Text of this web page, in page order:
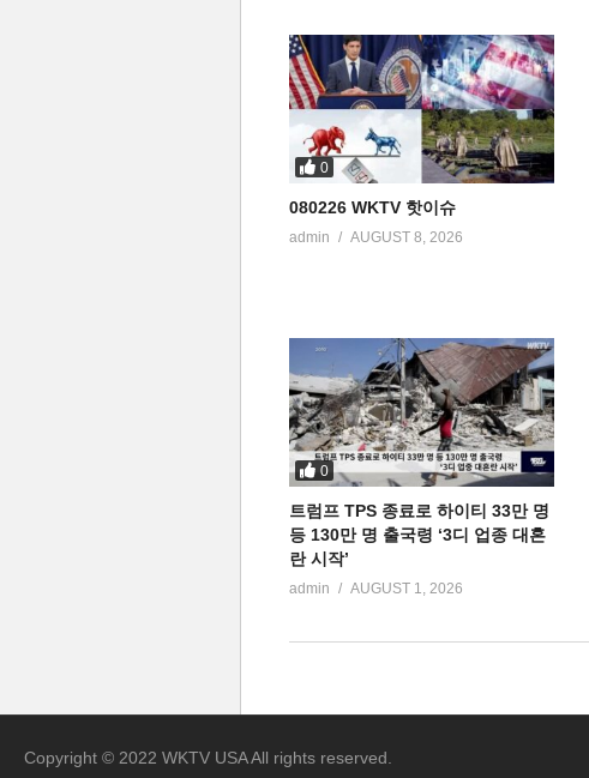
0
080226 WKTV 핫이슈
admin AUGUST 8, 2026
0
트럼프 TPS 종료로 하이티 33만 명
등 130만 명 출국령 ‘3디 업종 대혼
란 시작’
admin AUGUST 1, 2026
Copyright © 2022 WKTV USA All rights reserved.